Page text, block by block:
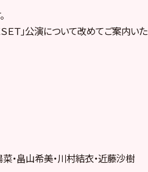
Ｔ」公演について改めてご案内いた
・畠山希美・川村結衣・近藤沙樹